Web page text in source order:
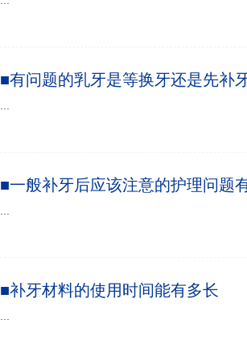
■有问题的乳牙是等换牙还是先补
■一般补牙后应该注意的护理问题
■补牙材料的使用时间能有多长